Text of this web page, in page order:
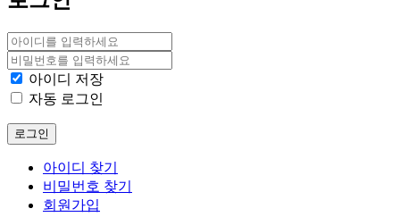
아이디 저장
자동 로그인
로그인
아이디 찾기
비밀번호 찾기
회원가입